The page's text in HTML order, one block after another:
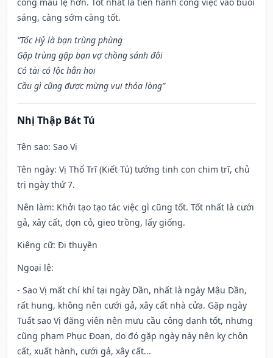
sáng, càng sớm càng tốt.
“Tốc Hỷ là bạn trùng phùng
Gặp trùng gặp bạn vợ chồng sánh đôi
Có tài có lộc hẳn hoi
Cầu gì cũng được mừng vui thỏa lòng”
Nhị Thập Bát Tú
Tên sao: Sao Vị
Tên ngày: Vị Thổ Trĩ (Kiết Tú) tướng tinh con chim trĩ, chủ
trị ngày thứ 7.
Nên làm: Khởi tạo tạo tác việc gì cũng tốt. Tốt nhất là cưới
gả, xây cất, dọn cỏ, gieo trồng, lấy giống.
Kiêng cữ: Đi thuyền
Ngoại lệ:
- Sao Vị mất chí khí tại ngày Dần, nhất là ngày Mậu Dần,
rất hung, không nên cưới gả, xây cất nhà cửa. Gặp ngày
Tuất sao Vị đăng viên nên mưu cầu công danh tốt, nhưng
cũng phạm Phục Đoạn, do đó gặp ngày này nên kỵ chôn
cất, xuất hành, cưới gả, xây cất...